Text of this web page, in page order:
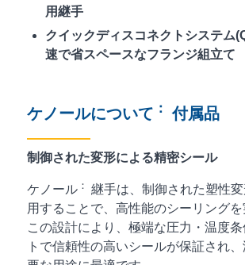
用継手
クイックディスコネクトシステム
速で省スペースなフランジ組立て
ケノールについて ： 付属品
制御された変形による精密シール
ケノール ： 継手は、制御された塑性
用することで、高性能のシーリングを
この設計により、極端な圧力・温度
トで信頼性の高いシールが保証され